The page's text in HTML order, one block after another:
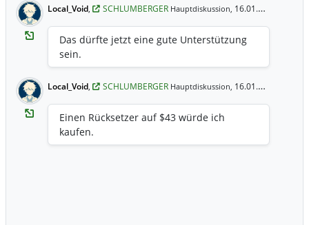
Local_Void, SCHLUMBERGER Hauptdiskussion, 16.01.2026 10:55 Uhr
Das dürfte jetzt eine gute Unterstützung
sein.
Local_Void, SCHLUMBERGER Hauptdiskussion, 16.01.2026 10:54 Uhr
Einen Rücksetzer auf $43 würde ich
kaufen.